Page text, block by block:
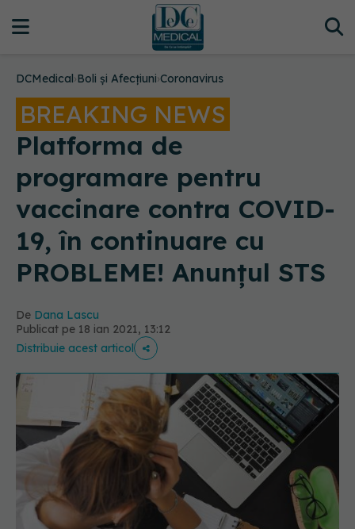
DCMedical›Boli și Afecțiuni›Coronavirus
BREAKING NEWS
Platforma de
programare pentru
vaccinare contra COVID-
19, în continuare cu
PROBLEME! Anunțul STS
De Dana Lascu
Publicat pe 18 ian 2021, 13:12
Distribuie acest articol